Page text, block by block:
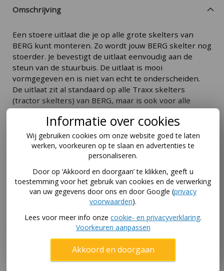
Omschrijving
Een stoere uitlaat die je op alle grote skelters van
BERG kunt monteren. Zo wordt jouw BERG skelter nog
stoerder. Je bevestigt de uitlaat eenvoudig aan de
steun van de stuurbuis. De uitlaat is mooi
vormgegeven en is niet van echt te onderscheiden.
De uitlaat zit al standaard op alle Traxx skelters
(tractor skelters) van BERG, maar is ook voor alle
andere grote skelters geschikt.
Specificaties
Handleiding
Download hier de handleidingen voor dit product via
Deze skelter uitproberen?
Informatie over cookies
Wij gebruiken cookies om onze website goed te laten
werken, voorkeuren op te slaan en advertenties te
personaliseren.
Door op ‘Akkoord en doorgaan’ te klikken, geeft u
toestemming voor het gebruik van cookies en de verwerking
van uw gegevens door ons en door Google (privacy
voorwaarden).
Lees voor meer info onze cookie- en privacyverklaring.
Voorkeuren aanpassen
Akkoord en doorgaan